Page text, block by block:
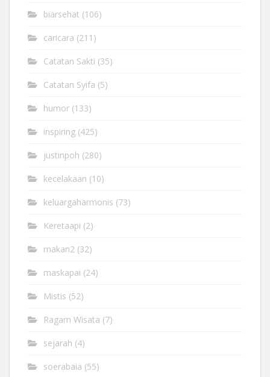
biarsehat (106)
caricara (211)
Catatan Sakti (35)
Catatan Syifa (5)
humor (133)
inspiring (425)
justinpoh (280)
kecelakaan (10)
keluargaharmonis (73)
Keretaapi (2)
makan2 (32)
maskapai (24)
Mistis (52)
Ragam Wisata (7)
sejarah (4)
soerabaia (55)